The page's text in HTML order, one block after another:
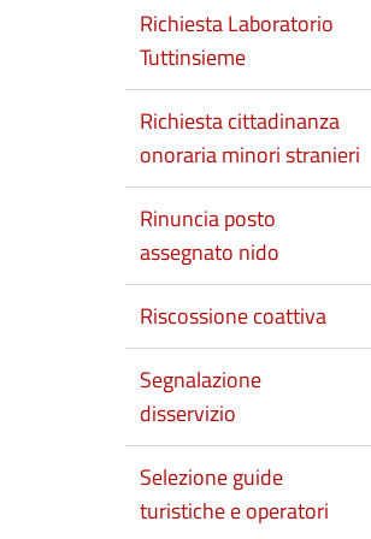
Richiesta Laboratorio
Tuttinsieme
Richiesta cittadinanza
onoraria minori stranieri
Rinuncia posto
assegnato nido
Riscossione coattiva
Segnalazione
disservizio
Selezione guide
turistiche e operatori